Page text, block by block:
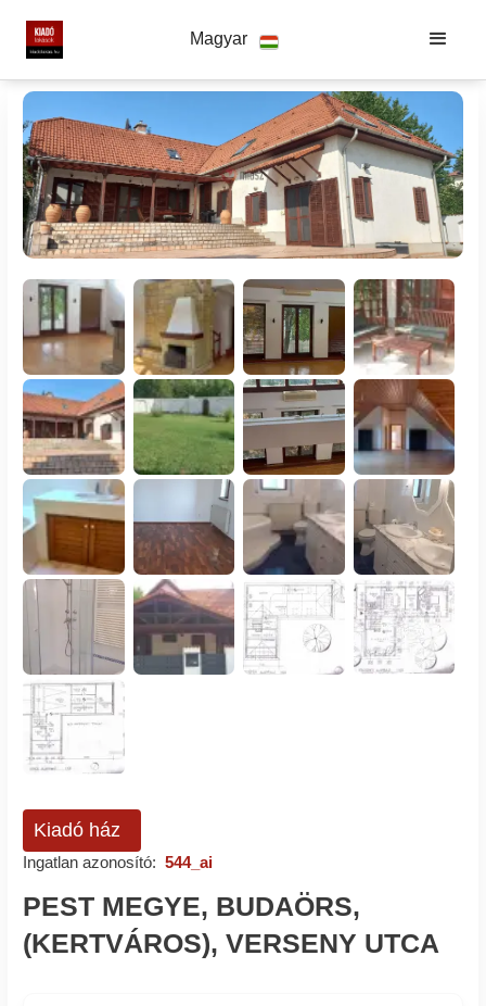
Magyar
Kiadó ház
Ingatlan azonosító: 544_ai
PEST MEGYE, BUDAÖRS,
(KERTVÁROS), VERSENY UTCA